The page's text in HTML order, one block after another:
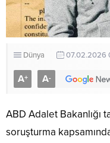
Dünya 07.02.2026
A+ A-
ABD Adalet Bakanlığı
soruşturma